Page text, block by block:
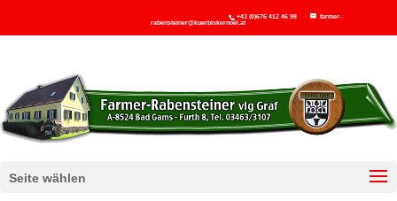
+43 (0)676 412 46 98
farmer-
rabensteiner@kuerbiskernoel.at
Seite wählen